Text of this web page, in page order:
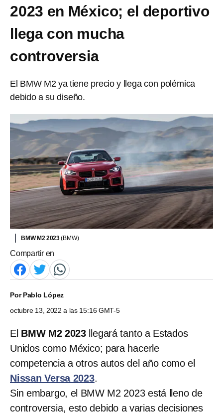
2023 en México; el deportivo
llega con mucha
controversia
El BMW M2 ya tiene precio y llega con polémica
debido a su diseño.
BMW M2 2023(BMW)
Compartir en
PorPablo López
octubre 13, 2022 a las 15:16 GMT-5
El BMW M2 2023 llegará tanto a Estados
Unidos como México; para hacerle
competencia a otros autos del año como el
Nissan Versa 2023.
Sin embargo, el BMW M2 2023 está lleno de
controversia, esto debido a varias decisiones